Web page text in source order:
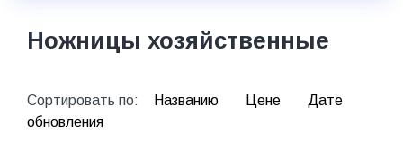
Ножницы хозяйственные
Сортировать по: Названию Цене
Дате
обновления